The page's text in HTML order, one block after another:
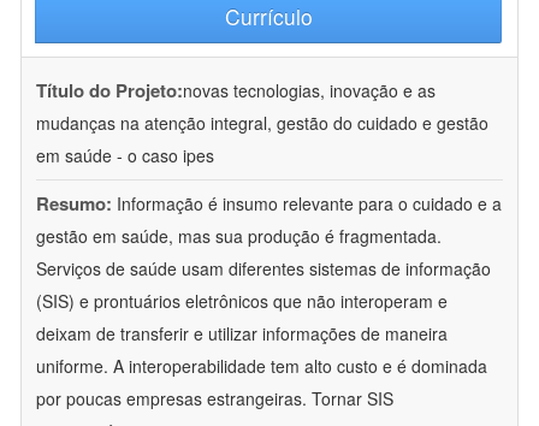
Currículo
Título do Projeto:novas tecnologias, inovação e as
mudanças na atenção integral, gestão do cuidado e gestão
em saúde - o caso ipes
Resumo: Informação é insumo relevante para o cuidado e a
gestão em saúde, mas sua produção é fragmentada.
Serviços de saúde usam diferentes sistemas de informação
(SIS) e prontuários eletrônicos que não interoperam e
deixam de transferir e utilizar informações de maneira
uniforme. A interoperabilidade tem alto custo e é dominada
por poucas empresas estrangeiras. Tornar SIS